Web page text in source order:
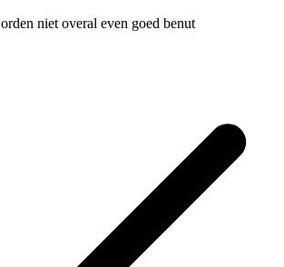
niet overal even goed benut